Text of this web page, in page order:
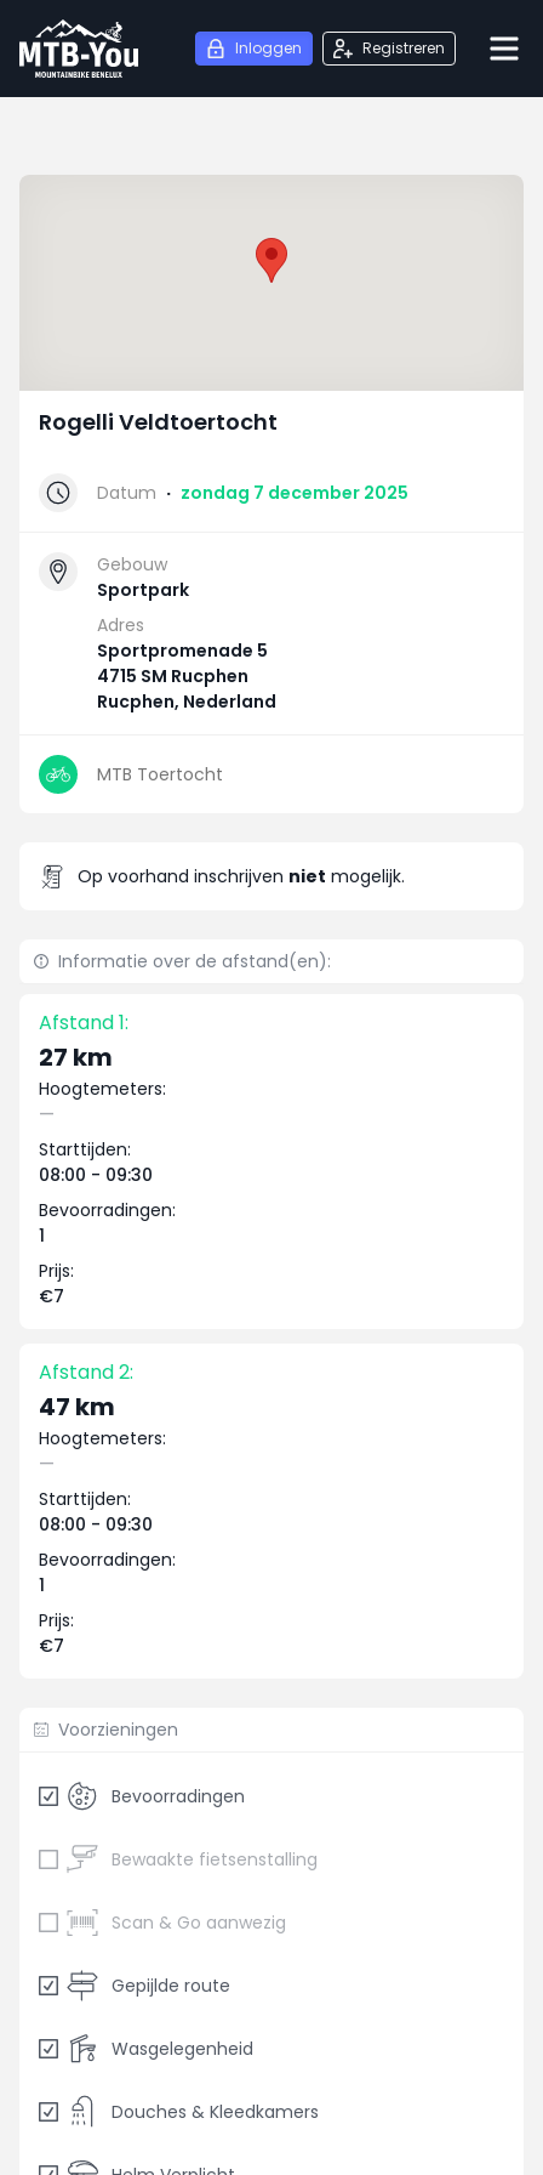
Inloggen Registreren
Rogelli Veldtoertocht
Datum · zondag 7 december 2025
Gebouw
Sportpark
Adres
Sportpromenade 5
4715 SM Rucphen
Rucphen, Nederland
MTB Toertocht
Op voorhand inschrijven niet mogelijk.
Informatie over de afstand(en):
Afstand 1:
27 km
Hoogtemeters:
—
Starttijden:
08:00 - 09:30
Bevoorradingen:
1
Prijs:
€7
Afstand 2:
47 km
Hoogtemeters:
—
Starttijden:
08:00 - 09:30
Bevoorradingen:
1
Prijs:
€7
Voorzieningen
Bevoorradingen
Bewaakte fietsenstalling
Scan & Go aanwezig
Gepijlde route
Wasgelegenheid
Douches & Kleedkamers